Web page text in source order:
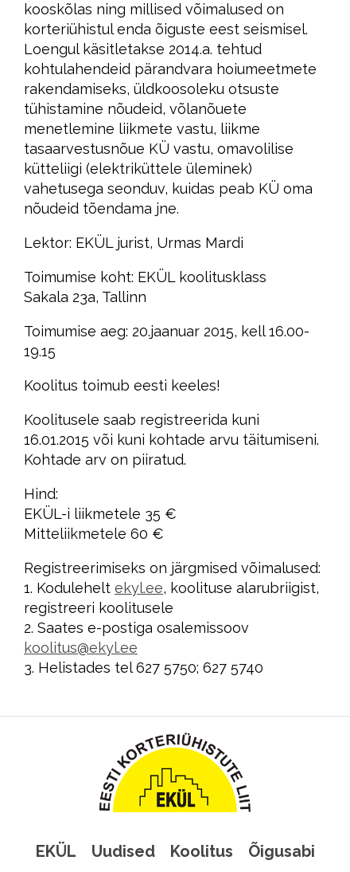
kooskõlas ning millised võimalused on
korteriühistul enda õiguste eest seismisel.
Loengul käsitletakse 2014.a. tehtud
kohtulahendeid pärandvara hoiumeetmete
rakendamiseks, üldkoosoleku otsuste
tühistamine nõudeid, võlanõuete
menetlemine liikmete vastu, liikme
tasaarvestusnõue KÜ vastu, omavolilise
kütteliigi (elektriküttele üleminek)
vahetusega seonduv, kuidas peab KÜ oma
nõudeid tõendama jne.
Lektor: EKÜL jurist, Urmas Mardi
Toimumise koht: EKÜL koolitusklass
Sakala 23a, Tallinn
Toimumise aeg: 20.jaanuar 2015, kell 16.00-
19.15
Koolitus toimub eesti keeles!
Koolitusele saab registreerida kuni
16.01.2015 või kuni kohtade arvu täitumiseni.
Kohtade arv on piiratud.
Hind:
EKÜL-i liikmetele 35 €
Mitteliikmetele 60 €
Registreerimiseks on järgmised võimalused:
1. Kodulehelt ekyl.ee, koolituse alarubriigist,
registreeri koolitusele
2. Saates e-postiga osalemissoov
koolitus@ekyl.ee
3. Helistades tel 627 5750; 627 5740
EKÜL Uudised Koolitus Õigusabi